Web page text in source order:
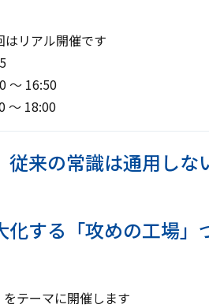
リアル開催です
～ 18:00
従来の常識は通用し
化する「攻めの工場」
テーマに開催します